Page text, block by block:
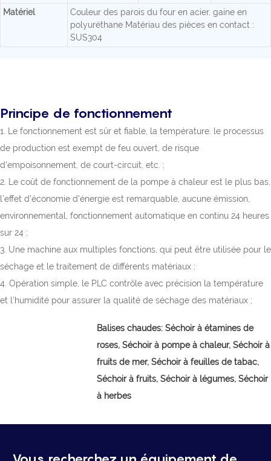
Matériel
Couleur des parois du four en acier, gaine en
polyuréthane Matériau des pièces en contact :
SUS304
Principe de fonctionnement
1. Le fonctionnement est sûr et fiable, la température. le processus
de production est exempt de feu ouvert, de risque
d'empoisonnement, de court-circuit, etc. ;
2. Le coût de fonctionnement de la pompe à chaleur est le plus bas,
l'effet d'économie d'énergie est remarquable, aucune émission,
environnemental, fonctionnement automatique en continu 24 heures
sur 24 ;
3. Une machine aux multiples fonctions, qui peut être utilisée pour le
séchage et le traitement de différents matériaux ;
4. Opération simple, le PLC contrôle avec précision la température
et l’humidité pour assurer la qualité de séchage des matériaux ;
Balises chaudes: Séchoir à étamines de
roses, Séchoir à pompe à chaleur, Séchoir à
fruits de mer, Séchoir à feuilles de tabac,
Séchoir à fruits, Séchoir à légumes, Séchoir
à herbes